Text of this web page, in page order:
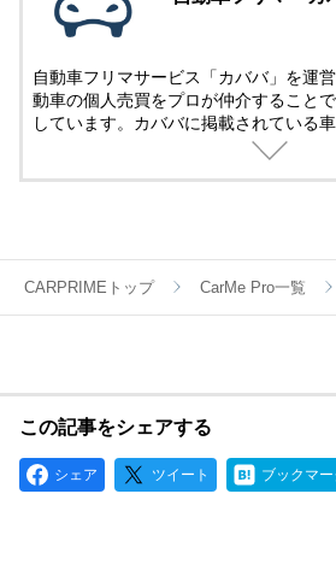
自動車フリマサービス「カババ」を運
動車の個人売買をプロが仲介すること
しています。カババに掲載されている
CARPRIMEトップ CarMe Pro一覧
この記事をシェアする
シェア ツイート ブックマー